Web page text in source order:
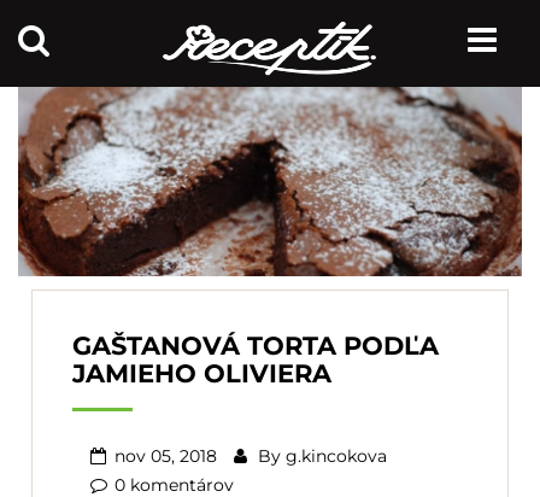
GAŠTANOVÁ TORTA PODĽA
JAMIEHO OLIVIERA
nov 05, 2018 By g.kincokova
0 komentárov